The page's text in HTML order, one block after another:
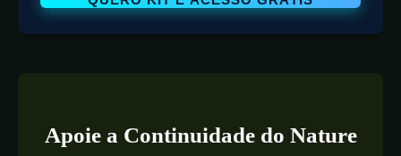
Apoie a Continuidade do Nature